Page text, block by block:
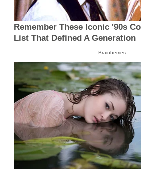
Remember These Iconic '90s
List That Defined A Generation
Brainberries